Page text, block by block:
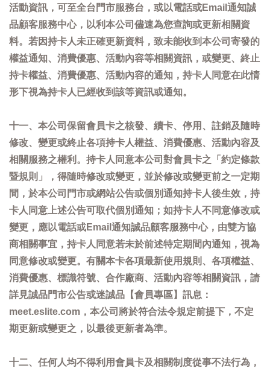
活動資訊，可至全台門市服務台，或以電話或Email通知誠
品顧客服務中心，以利本公司儘速為您查詢或更新相關資
料。若因持卡人未正確更新資料，致未能收到本公司寄發的
權益通知、消費優惠、活動內容等相關資訊，或變更、終止
持卡權益、消費優惠、活動內容的通知，持卡人同意在此情
形下視為持卡人已經收到該等資訊或通知。
十一、本公司保留會員卡之核發、續卡、停用、註銷及隨時
修改、變更或終止各項持卡人權益、消費優惠、活動內容及
相關服務之權利。持卡人同意本公司對會員卡之「約定條款
暨規則」，得隨時修改或變更，並於修改或變更前之一定期
間，於本公司門市或網站公告或個別通知持卡人後生效，持
卡人同意上述公告可取代個別通知；如持卡人不同意修改或
變更，應以電話或Email通知誠品顧客服務中心，由雙方協
商相關事宜，持卡人同意若未於前述特定期間內通知，視為
同意修改或變更。有關本卡各項最新使用規則、各項權益、
消費優惠、標識符號、合作廠商、活動內容等相關資訊，請
詳見誠品門市公告或迷誠品【會員專區】訊息：
meet.eslite.com，本公司將於符合法令規定前提下，不定
期更新或變更之，以最後更新者為準。
十二、任何人均不得利用會員卡及相關制度從事不法行為，